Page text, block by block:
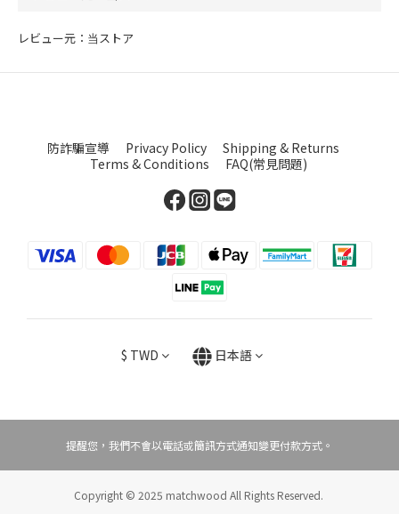
レビュー元：当ストア
防詐騙宣導 Privacy Policy
Shipping & Returns
Terms & Conditions
FAQ(常見問題)
$ TWD 日本語
提醒您，我們不會以電話或簡訊方式通知變更付款方式。
Copyright © 2025 matchwood All Rights Reserved.